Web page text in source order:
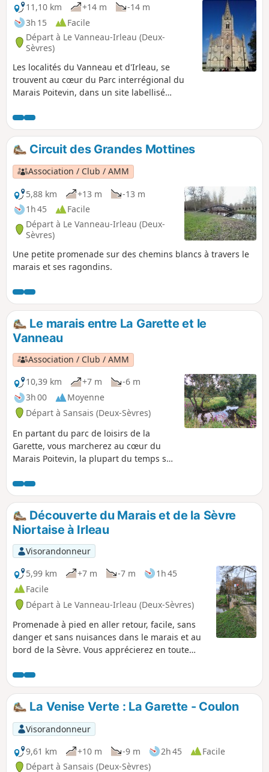
11,10 km
+14 m
-14 m
3h 15
Facile
Départ à Le Vanneau-Irleau (Deux-
Sèvres)
Les localités du Vanneau et d'Irleau, se
trouvent au cœur du Parc interrégional du
Marais Poitevin, dans un site labellisé
aménagé par l’homme depuis le XIIème
siècle est une des zones humides les plus
riches de la façade atlantique.
Circuit des Grandes Mottines
Association / Club / AMM
5,88 km
+13 m
-13 m
1h 45
Facile
Départ à Le Vanneau-Irleau (Deux-
Sèvres)
Une petite promenade sur des chemins blancs à travers le
marais et ses ragondins.
Le marais entre La Garette et le
Vanneau
Association / Club / AMM
10,39 km
+7 m
-6 m
3h 00
Moyenne
Départ à Sansais (Deux-Sèvres)
En partant du parc de loisirs de la
Garette, vous marcherez au cœur du
Marais Poitevin, la plupart du temps sur
Après le port de ce village, vous
traverserez de magnifiques potagers et
reviendrez à votre point de départ en
longeant conches, canaux et fossés
traversés par de belles et solides
passerelles. Rien n’empêche de faire ce
circuit à vélo.
Découverte du Marais et de la Sèvre
Niortaise à Irleau
Visorandonneur
5,99 km
+7 m -7 m
1h 45
Facile
Départ à Le Vanneau-Irleau (Deux-Sèvres)
Promenade à pied en aller retour, facile, sans
danger et sans nuisances dans le marais et au
bord de la Sèvre. Vous apprécierez en toute
découvrirez les cultures maraichères et
maraichines et élevage des belles vaches
locales. En bord de Sèvre vous admirerez les
longères traditionnelles "maraîchines".
La Venise Verte : La Garette - Coulon
Visorandonneur
9,61 km
+10 m -9 m 2h 45
Facile
Départ à Sansais (Deux-Sèvres)